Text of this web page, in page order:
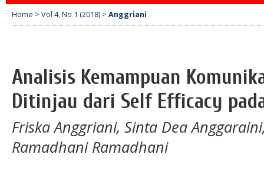
Home > Vol 4, No 1 (2018) > Anggriani
Analisis Kemampuan
Ditinjau dari Self Efficacy
Friska Anggriani, Sinta Dea
Ramadhani Ramadhani